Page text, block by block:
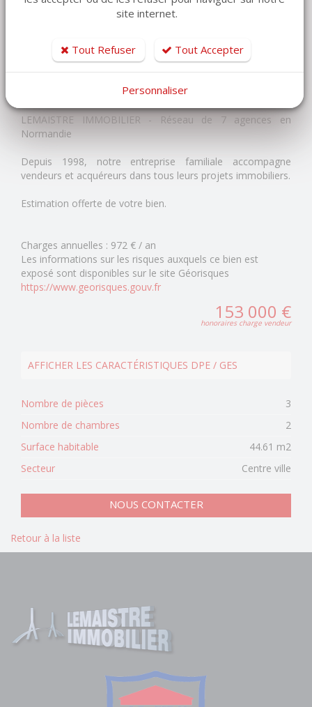
- beaux volumes grâce à la mezzanine
- 47 m² Carrez / 56 m² au sol
Une visite s'impose pour découvrir tout le charme et les
prestations de cet appartement.
Surface habitable : 47 m² loi Carrez - 56 m² au sol
LEMAISTRE IMMOBILIER - Réseau de 7 agences en
Normandie
Depuis 1998, notre entreprise familiale accompagne
vendeurs et acquéreurs dans tous leurs projets immobiliers.
Estimation offerte de votre bien.
Charges annuelles : 972 € / an
Les informations sur les risques auxquels ce bien est
exposé sont disponibles sur le site Géorisques
https://www.georisques.gouv.fr
153 000 €
honoraires charge vendeur
AFFICHER LES CARACTÉRISTIQUES DPE / GES
Nombre de pièces
3
Nombre de chambres
2
Surface habitable
44.61 m2
Secteur
Centre ville
NOUS CONTACTER
Retour à la liste
site internet.
Tout Refuser Tout Accepter
Personnaliser